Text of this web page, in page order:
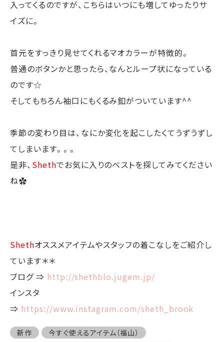
入ってくるのですが、こちらはいつにも増してゆったりサ
イズに。
首元をすっきり見せてくれるマオカラーが特徴的。
普通のボタンかと思ったら、なんとループ状になっている
のです☆
そしてもちろん袖口にもくるみ釦がついています^^
季節の変わり目は、なにか変化を起こしたくてうずうずし
てしまいます。。。
是非、 Shethでお気に入りのベストを探してみてください
ね✿
Shethオススメアイテムやスタッフの着こなしをご紹介し
ています＊＊
ブログ ⇒ http://shethblo.jugem.jp/
インスタ
⇒ https://www.instagram.com/sheth_brook
新作
今すぐ使えるアイテム（福山）